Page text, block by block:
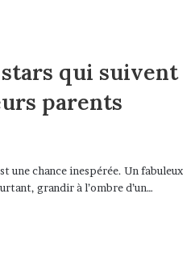
qui suivent
parents
une chance inespérée. Un fabuleux
grandir à l’ombre d’un…